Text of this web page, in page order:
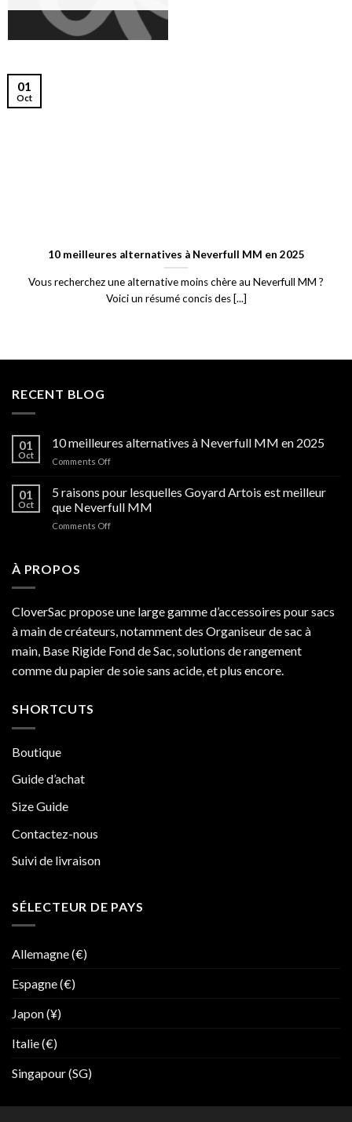
10 meilleures alternatives à Neverfull MM en 2025
Vous recherchez une alternative moins chère au Neverfull MM ?
Voici un résumé concis des [...]
01
Oct
RECENT BLOG
01
Oct
10 meilleures alternatives à Neverfull MM en 2025
Comments Offon
meilleures
alternatives
à
Neverfull
01
Oct
5 raisons pour lesquelles Goyard Artois est meilleur
que Neverfull MM
Comments Offon
est
meilleur
que
Neverfull
MM
À PROPOS
CloverSac propose une large gamme d’accessoires pour sacs
à main de créateurs, notamment des Organiseur de sac à
main, Base Rigide Fond de Sac, solutions de rangement
comme du papier de soie sans acide, et plus encore.
SHORTCUTS
Boutique
Guide d’achat
Size Guide
Contactez-nous
Suivi de livraison
SÉLECTEUR DE PAYS
Allemagne (€)
Espagne (€)
Japon (¥)
Italie (€)
Singapour (SG)